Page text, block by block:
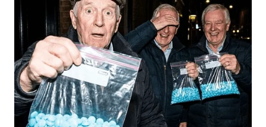
PAKPAK
WN
KARAWANG
WN
BEKASI